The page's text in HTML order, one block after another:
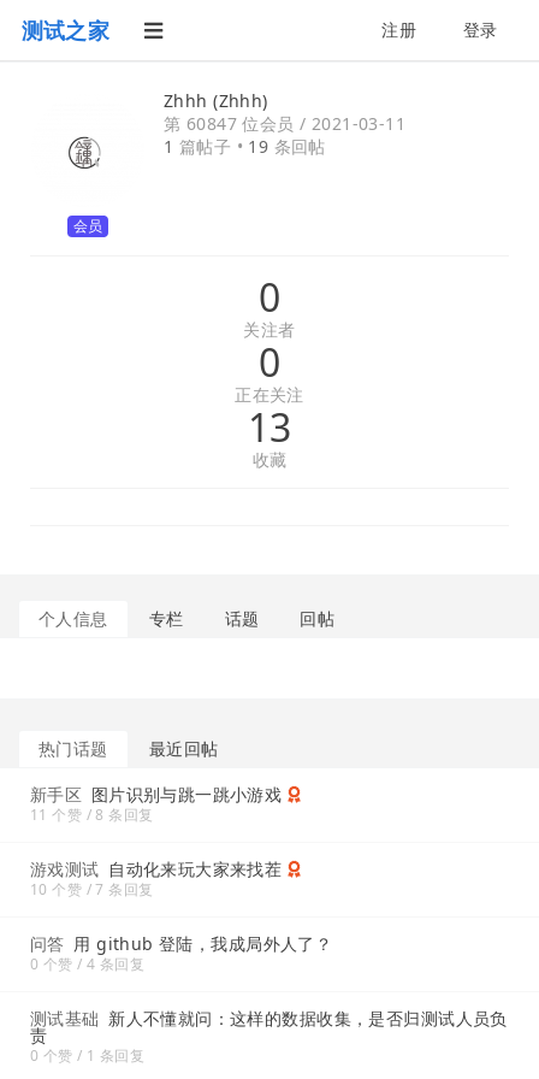
测试之家 注册 登录
会员
Zhhh (Zhhh)
第 60847 位会员 / 2021-03-11
1 篇帖子 • 19 条回帖
0
关注者
0
正在关注
13
收藏
个人信息 专栏 话题 回帖
热门话题
最近回帖
新手区 图片识别与跳一跳小游戏
11 个赞 / 8 条回复
游戏测试 自动化来玩大家来找茬
10 个赞 / 7 条回复
问答 用 github 登陆，我成局外人了？
0 个赞 / 4 条回复
测试基础 新人不懂就问：这样的数据收集，是否归测试人员负
责
0 个赞 / 1 条回复